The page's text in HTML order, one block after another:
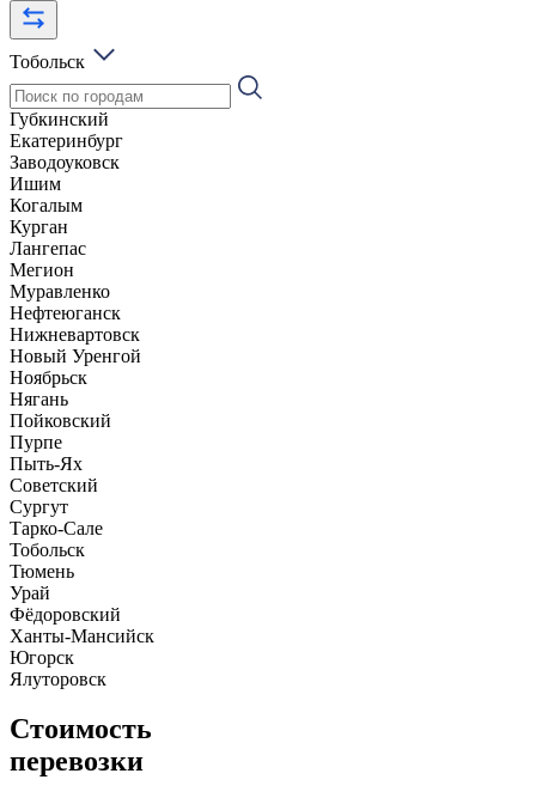
Тобольск
Губкинский
Екатеринбург
Заводоуковск
Ишим
Когалым
Курган
Лангепас
Мегион
Муравленко
Нефтеюганск
Нижневартовск
Новый Уренгой
Ноябрьск
Нягань
Пойковский
Пурпе
Пыть-Ях
Советский
Сургут
Тарко-Сале
Тобольск
Тюмень
Урай
Фёдоровский
Ханты-Мансийск
Югорск
Ялуторовск
Стоимость
перевозки